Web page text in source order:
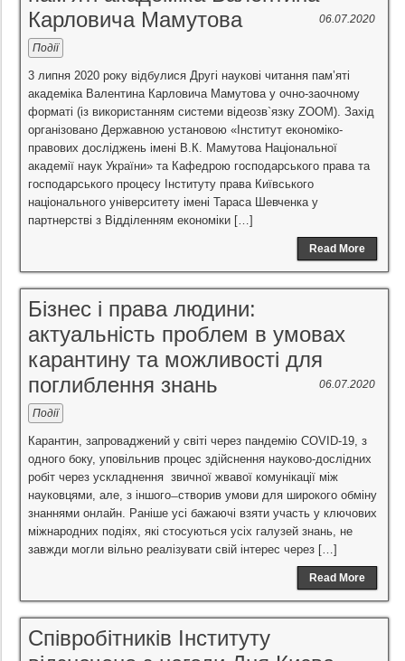
Карловича Мамутова
06.07.2020
Події
3 липня 2020 року відбулися Другі наукові читання пам’яті
академіка Валентина Карловича Мамутова у очно-заочному
форматі (із використанням системи відеозв`язку ZOOM). Захід
організовано Державною установою «Інститут економіко-
правових досліджень імені В.К. Мамутова Національної
академії наук України» та Кафедрою господарського права та
господарського процесу Інституту права Київського
національного університету імені Тараса Шевченка у
партнерстві з Відділенням економіки […]
Read More
Бізнес і права людини:
актуальність проблем в умовах
карантину та можливості для
поглиблення знань
06.07.2020
Події
Карантин, запроваджений у світі через пандемію COVID-19, з
одного боку, уповільнив процес здійснення науково-дослідних
робіт через ускладнення звичної жвавої комунікації між
науковцями, але, з іншого ̶ створив умови для широкого обміну
знаннями онлайн. Раніше усі бажаючі взяти участь у ключових
міжнародних подіях, які стосуються усіх галузей знань, не
завжди могли вільно реалізувати свій інтерес через […]
Read More
Співробітників Інституту